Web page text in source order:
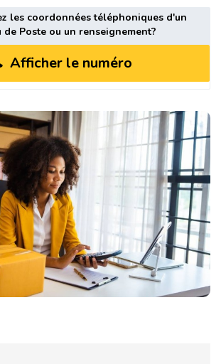
les coordonnées téléphoniques d'un
de Poste ou un renseignement?
Afficher le numéro